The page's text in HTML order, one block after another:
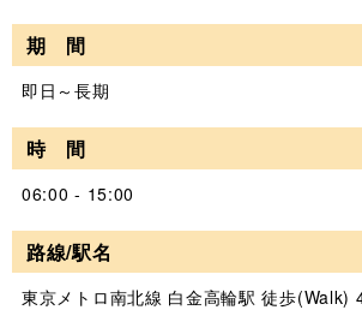
期 間
即日～長期
時 間
06:00 - 15:00
路線/駅名
東京メトロ南北線 白金高輪駅 徒歩(Walk)